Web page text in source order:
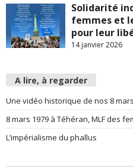
Solidarité
femmes et
pour leur
14 janvier 2026
A lire, à regarder
Une vidéo historique de nos 8 mars
8 mars 1979 à Téhéran, MLF des
L’impérialisme du phallus